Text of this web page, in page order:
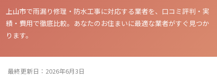
上山市で雨漏り修理・防水工事に対応する業者を、口コミ評判・実
績・費用で徹底比較。あなたのお住まいに最適な業者がすぐ見つか
ります。
最終更新日：2026年6月3日